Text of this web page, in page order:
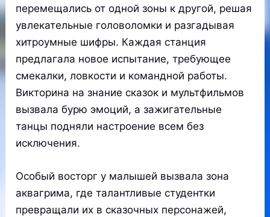
перемещались от одной зоны к другой, решая
увлекательные головоломки и разгадывая
хитроумные шифры. Каждая станция
предлагала новое испытание, требующее
смекалки, ловкости и командной работы.
Викторина на знание сказок и мультфильмов
вызвала бурю эмоций, а зажигательные
танцы подняли настроение всем без
исключения.
Особый восторг у малышей вызвала зона
аквагрима, где талантливые студентки
превращали их в сказочных персонажей,